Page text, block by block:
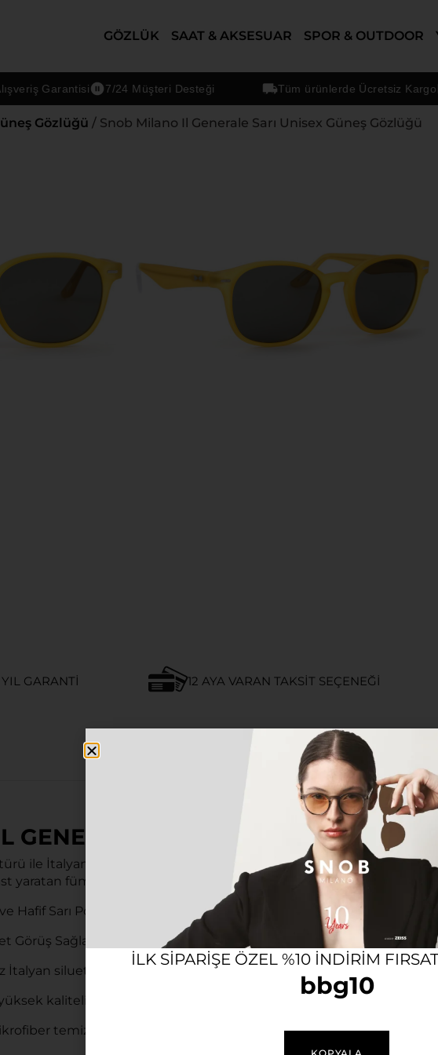
GÖZLÜK SAAT & AKSESUAR SPOR & OUTDOOR
Garantisi 7/24 Müşteri Desteği Tüm ürünlerde Ücretsiz Kargo
Gözlüğü / Snob Milano Il Generale Sarı Unisex Güneş Gözlüğü
GARANTI 12 AYA VARAN TAKSIT SEÇENEĞI
Açıklama Ek bilgi
GENERALE SARI UNISEX GÜNEŞ
ile İtalyan tasarım teknolojisini buluşturan Il Generale,
yaratan füme lensleriyle günün her saati tarzınıza güçlü, dikkat
Hafif Sarı Polikarbon Çerçeve Yapısı
Görüş Sağlayan Füme Lensler
İtalyan silueti, %100 Unisex ve ergonomik yapı
kaliteli lüks lensler
temizleme bezi, sertifikasyonlar ve garanti belgesi.
ILK SIPARIŞE ÖZEL %10 INDIRIM
bbg10